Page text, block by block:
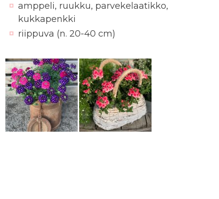
amppeli, ruukku, parvekelaatikko,
kukkapenkki
riippuva (n. 20-40 cm)